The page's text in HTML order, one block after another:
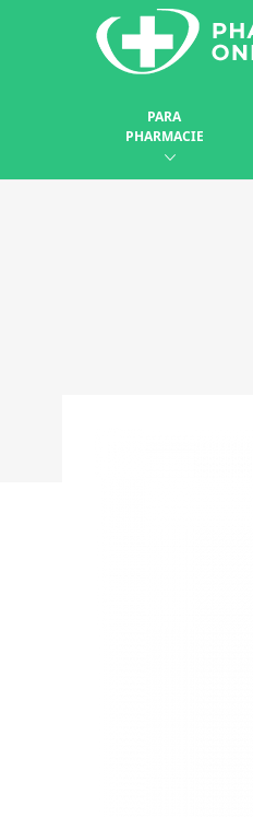
PARA
PHARMACIE